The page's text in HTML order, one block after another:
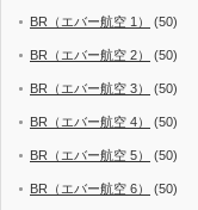
BR（エバー航空 1） (50)
BR（エバー航空 2） (50)
BR（エバー航空 3） (50)
BR（エバー航空 4） (50)
BR（エバー航空 5） (50)
BR（エバー航空 6） (50)